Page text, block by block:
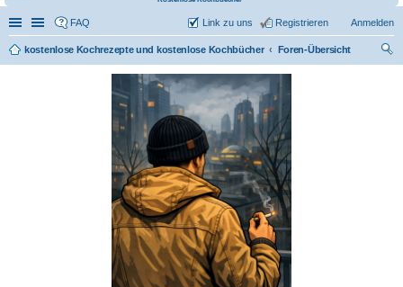
Schnellzugriff
Linkliste
FAQ Anmelden
Registrieren
Link zu uns
kostenlose Kochrezepte und kostenlose Kochbücher
Foren-Übersicht